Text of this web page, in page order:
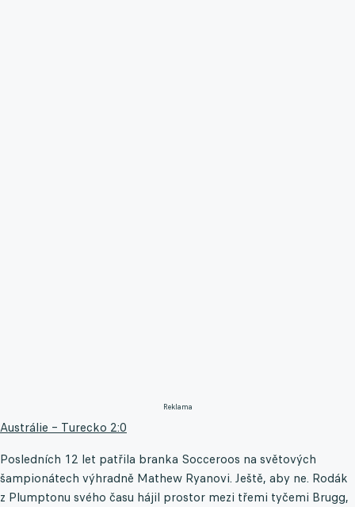
Reklama
Austrálie – Turecko 2:0
Posledních 12 let patřila branka Socceroos na světových
šampionátech výhradně Mathew Ryanovi. Ještě, aby ne. Rodák
z Plumptonu svého času hájil prostor mezi třemi tyčemi Brugg,